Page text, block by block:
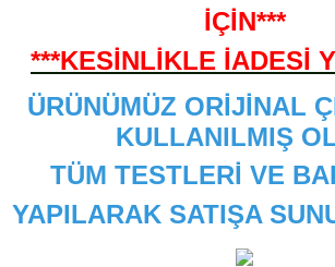
İÇİN***
***KESİNLİKLE İADESİ
ÜRÜNÜMÜZ ORİJİNAL
KULLANILMIŞ
TÜM TESTLERİ VE
YAPILARAK SATIŞA